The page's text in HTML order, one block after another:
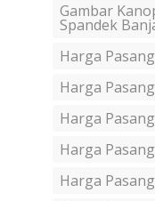
Gambar
Spandek
Harga
Harga
Harga
Harga
Harga